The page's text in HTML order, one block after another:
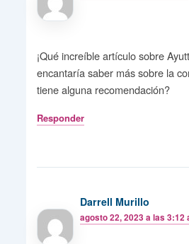
¡Qué increíble artículo sobre
encantaría saber más sobre la
tiene alguna recomendación?
Responder
Darrell Murillo
agosto 22, 2023 a las 3:12